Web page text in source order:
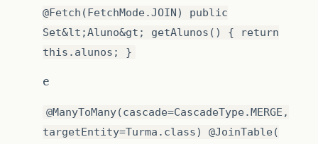
@Fetch(FetchMode.JOIN) public
Set&lt;Aluno&gt; getAlunos() { return
this.alunos; }
e
@ManyToMany(cascade=CascadeType.MERGE,
targetEntity=Turma.class) @JoinTable(